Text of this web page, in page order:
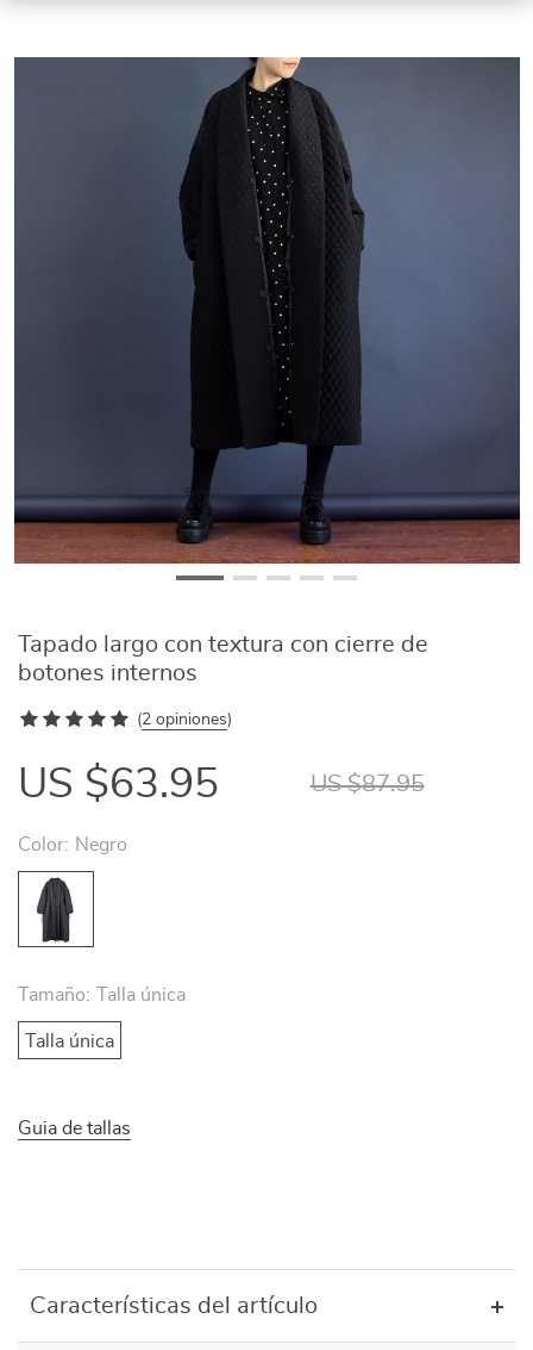
Tapado largo con textura con cierre de
botones internos
(2 opiniones)
US $63.95 US $87.95
Color: Negro
Tamaño: Talla única
Talla única
Guia de tallas
Características del artículo